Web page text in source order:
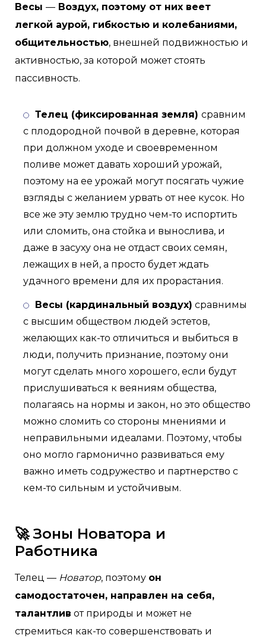
Весы — Воздух, поэтому от них веет
легкой аурой, гибкостью и колебаниями,
общительностью, внешней подвижностью и
активностью, за которой может стоять
пассивность.
Телец (фиксированная земля) сравним
с плодородной почвой в деревне, которая
при должном уходе и своевременном
поливе может давать хороший урожай,
поэтому на ее урожай могут посягать чужие
взгляды с желанием урвать от нее кусок. Но
все же эту землю трудно чем-то испортить
или сломить, она стойка и вынослива, и
даже в засуху она не отдаст своих семян,
лежащих в ней, а просто будет ждать
удачного времени для их прорастания.
Весы (кардинальный воздух) сравнимы
с высшим обществом людей эстетов,
желающих как-то отличиться и выбиться в
люди, получить признание, поэтому они
могут сделать много хорошего, если будут
прислушиваться к веяниям общества,
полагаясь на нормы и закон, но это общество
можно сломить со стороны мнениями и
неправильными идеалами. Поэтому, чтобы
оно могло гармонично развиваться ему
важно иметь содружество и партнерство с
кем-то сильным и устойчивым.
🚀 Зоны Новатора и
Работника
Телец — Новатор, поэтому он
самодостаточен, направлен на себя,
талантлив от природы и может не
стремиться как-то совершенствовать и